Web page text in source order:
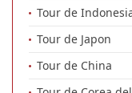
Tour de
Tour de Japon
Tour de China